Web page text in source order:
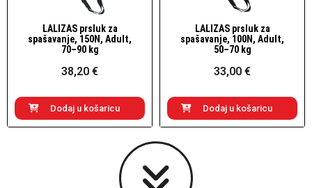
Brzi pogled
LALIZAS prsluk za
spašavanje, 150N, Adult,
70–90 kg
38,20 €
Dodaj u košaricu
Brzi pogled
LALIZAS prsluk za
spašavanje, 100N, Adult,
50–70 kg
33,00 €
Dodaj u košaricu